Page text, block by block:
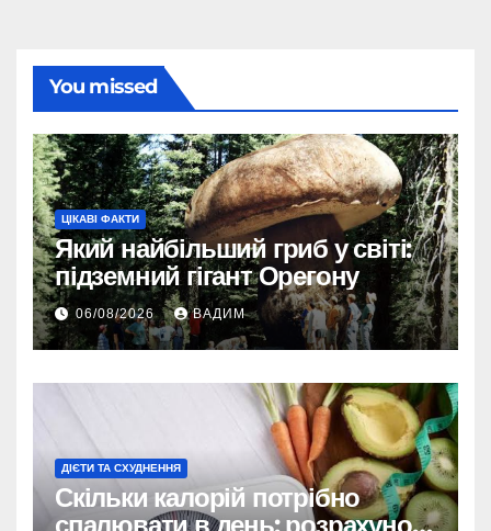
You missed
ЦІКАВІ ФАКТИ
Який найбільший гриб у світі:
підземний гігант Орегону
06/08/2026 ВАДИМ
ДІЄТИ ТА СХУДНЕННЯ
Скільки калорій потрібно